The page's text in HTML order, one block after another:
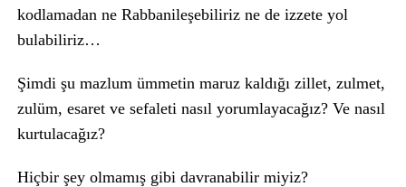
kodlamadan ne Rabbanileşebiliriz ne de izzete yol
bulabiliriz…
Şimdi şu mazlum ümmetin maruz kaldığı zillet, zulmet,
zulüm, esaret ve sefaleti nasıl yorumlayacağız? Ve nasıl
kurtulacağız?
Hiçbir şey olmamış gibi davranabilir miyiz?